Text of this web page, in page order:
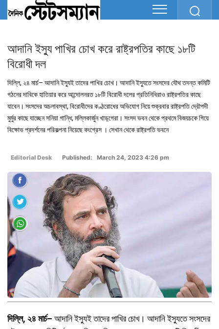
আদানি ইস্যু পাখির চোখ করে রাষ্ট্রপতির কাছে ১৮টি
বিরোধী দল
দিল্লি, ২৪ মার্চ– আদানি ইস্যুই তাদের পাখির চোখ। আদানি ইস্যুতে সংসদের যৌথ তদন্ত কমিটি
গঠনের দাবিকে হাতিয়ার করে আন্দোলনরত ১৮টি বিরোধী দলের প্রতিনিধিরাও রাষ্ট্রপতির কাছে
যাবেন। সংসদের অচলাবস্থা, বিরোধীদের কণ্ঠরোধের অভিযোগ নিয়ে শুক্রবার রাষ্ট্রপতি দ্রৌপদী
মুর্মুর কাছে যাচ্ছেন সনিয়া গান্ধি, মল্লিকার্জুন খাড়্গেরা। সংসদ ভবন থেকে প্রথমে বিজয়চকে গিয়ে
বিক্ষোভ প্রদর্শনের পরিকল্পনা নিয়েছে কংগ্রেস । সেখান থেকে রাষ্ট্রপতি ভবনে
Editorial Desk Published: March 24, 2023 4:26 pm
দিল্লি, ২৪ মার্চ– আদানি ইস্যুই তাদের পাখির চোখ। আদানি ইস্যুতে সংসদের